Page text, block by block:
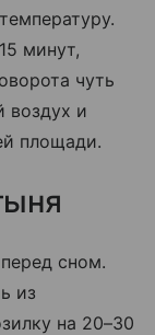
минут,
чуть
воздух и
площади.
сном.
из
на 20–30